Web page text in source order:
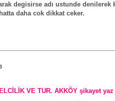
degisirse adı ustunde denilerek
daha cok dikkat ceker.
VE TUR. AKKÖY şikayet yaz